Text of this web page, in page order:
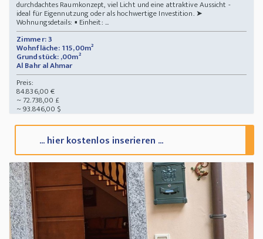
durchdachtes Raumkonzept, viel Licht und eine attraktive Aussicht -
ideal für Eigennutzung oder als hochwertige Investition. ➤
Wohnungsdetails: ▪️ Einheit: ...
Zimmer: 3
Wohnfläche: 115,00m²
Grundstück: ,00m²
Al Bahr al Ahmar
Preis:
84.836,00 €
~ 72.738,00 £
~ 93.846,00 $
... hier kostenlos inserieren ...